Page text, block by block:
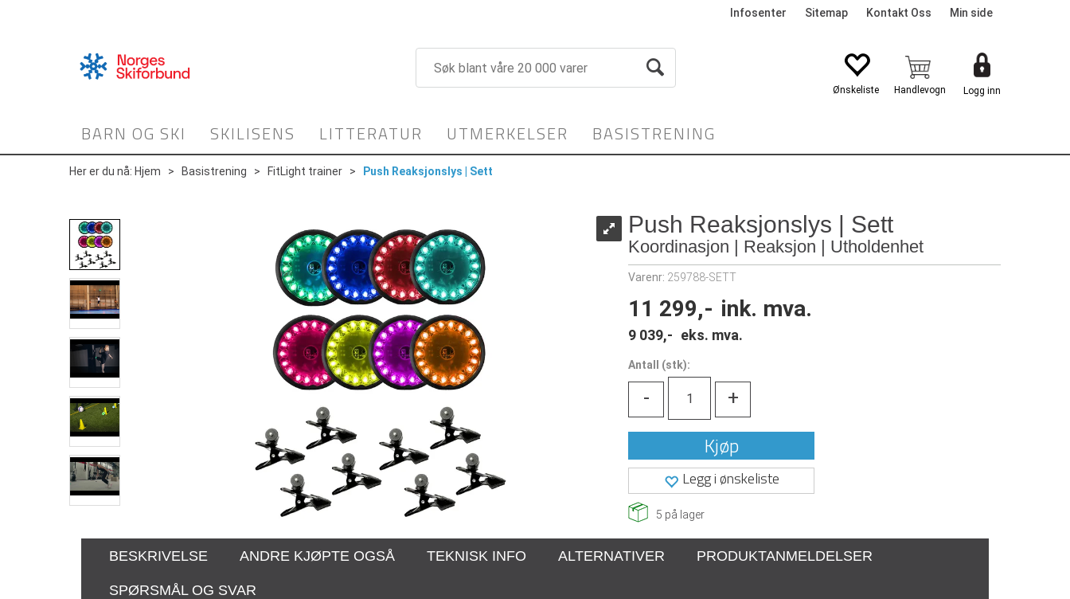
Infosenter Sitemap Kontakt Oss Min side
Logg inn
BARN OG SKI SKILISENS LITTERATUR UTMERKELSER BASISTRENING
Her er du nå: Hjem > Basistrening > FitLight trainer > Push Reaksjonslys | Sett
Push Reaksjonslys | Sett
Koordinasjon | Reaksjon | Utholdenhet
Varenr: 259788-SETT
11 299,- ink. mva.
9 039,- eks. mva.
Antall (stk):
- +
Kjøp
Legg i ønskeliste
5 på lager
BESKRIVELSE ANDRE KJØPTE OGSÅ TEKNISK INFO ALTERNATIVER PRODUKTANMELDELSER
SPØRSMÅL OG SVAR